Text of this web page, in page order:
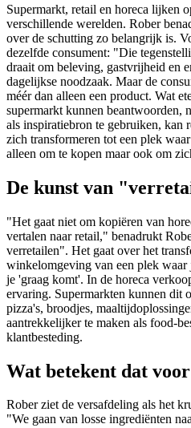
Supermarkt, retail en horeca lijken
verschillende werelden. Rober
over de schutting zo belangrijk is.
dezelfde consument: "Die
draait om beleving, gastvrijheid en
dagelijkse noodzaak. Maar de
méér dan alleen een product. Wat
supermarkt kunnen beantwoorden,
als inspiratiebron te gebruiken,
zich transformeren tot een plek
alleen om te kopen maar ook om
De kunst van
"Het gaat niet om kopiëren van
vertalen naar retail," benadrukt
verretailen". Het gaat over het
winkelomgeving van een plek
je 'graag komt'. In de horeca
ervaring. Supermarkten kunnen dit
pizza's, broodjes,
aantrekkelijker te maken als food-
klantbesteding.
Wat betekent dat
Rober ziet de versafdeling als het
"We gaan van losse ingrediënten